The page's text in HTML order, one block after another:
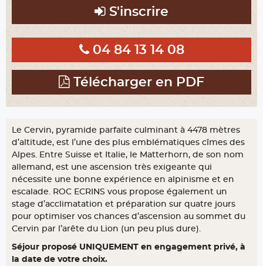
S'inscrire
04 84 13 14 08
Télécharger en PDF
Le Cervin, pyramide parfaite culminant à 4478 mètres
d’altitude, est l’une des plus emblématiques cîmes des
Alpes. Entre Suisse et Italie, le Matterhorn, de son nom
allemand, est une ascension très exigeante qui
nécessite une bonne expérience en alpinisme et en
escalade. ROC ECRINS vous propose également un
stage d’acclimatation et préparation sur quatre jours
pour optimiser vos chances d’ascension au sommet du
Cervin par l’arête du Lion (un peu plus dure).
Séjour proposé UNIQUEMENT en engagement privé, à
la date de votre choix.